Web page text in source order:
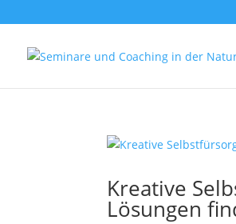
Kreative
Lösungen